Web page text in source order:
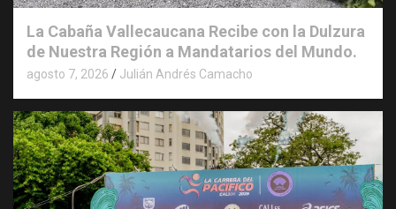
La Cabaña Vallecaucana Recibe con la Dulzura
de Nuestra Región a Mandatarios del Mundo.
agosto 7, 2026 Julián Andrés Camacho